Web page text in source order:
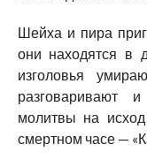
Шейха и пира
они находятся в
изголовья
разговаривают
молитвы на
смертном часе —